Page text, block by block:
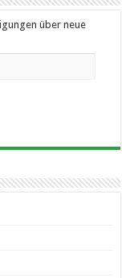
über neue